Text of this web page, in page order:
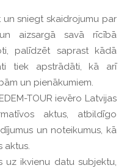
un sniegt skaidrojumu par
aizsargā savā rīcībā
palīdzēt saprast kādā
tiek apstrādāti, kā arī
un pienākumiem.
TOUR ievēro Latvijas
aktus, atbildīgo
un noteikumus, kā
aktus.
uz ikvienu datu subjektu,